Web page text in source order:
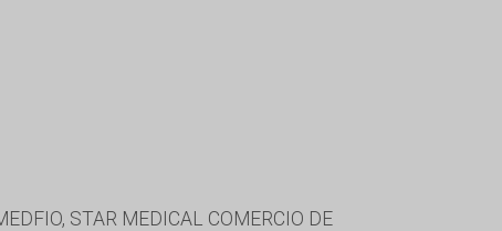
STAR MEDICAL COMERCIO DE